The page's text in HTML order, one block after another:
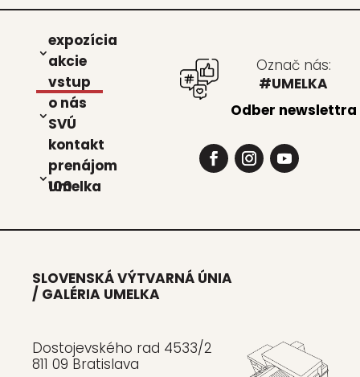
expo­zí­cia
akcie
vstup
o nás
SVÚ
kon­takt
pre­ná­jom
Umel­ka 100
Označ nás:
#UMELKA
Odber newslettra
SLOVENSKÁ VÝTVARNÁ ÚNIA
/ GALÉRIA UMELKA
Dostojevského rad 4533/2
811 09 Bratislava